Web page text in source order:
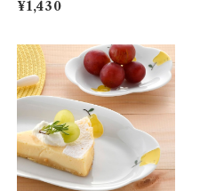
¥1,430